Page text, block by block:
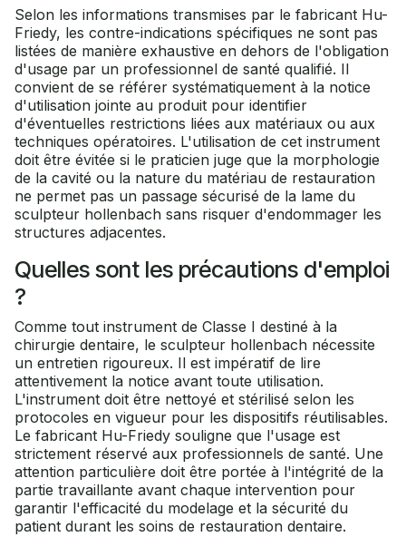
Selon les informations transmises par le fabricant Hu-
Friedy, les contre-indications spécifiques ne sont pas
listées de manière exhaustive en dehors de l'obligation
d'usage par un professionnel de santé qualifié. Il
convient de se référer systématiquement à la notice
d'utilisation jointe au produit pour identifier
d'éventuelles restrictions liées aux matériaux ou aux
techniques opératoires. L'utilisation de cet instrument
doit être évitée si le praticien juge que la morphologie
de la cavité ou la nature du matériau de restauration
ne permet pas un passage sécurisé de la lame du
sculpteur hollenbach sans risquer d'endommager les
structures adjacentes.
Quelles sont les précautions d'emploi
?
Comme tout instrument de Classe I destiné à la
chirurgie dentaire, le sculpteur hollenbach nécessite
un entretien rigoureux. Il est impératif de lire
attentivement la notice avant toute utilisation.
L'instrument doit être nettoyé et stérilisé selon les
protocoles en vigueur pour les dispositifs réutilisables.
Le fabricant Hu-Friedy souligne que l'usage est
strictement réservé aux professionnels de santé. Une
attention particulière doit être portée à l'intégrité de la
partie travaillante avant chaque intervention pour
garantir l'efficacité du modelage et la sécurité du
patient durant les soins de restauration dentaire.